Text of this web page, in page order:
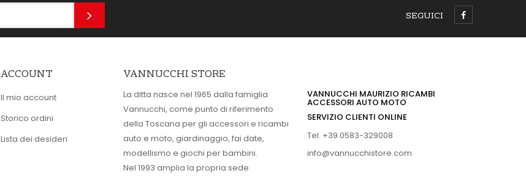
SEGUICI
ACCOUNT
Il mio account
Storico ordini
Lista dei desideri
VANNUCCHI STORE
La ditta nasce nel 1965 dalla famiglia
Vannucchi, come punto di riferimento
della Toscana per gli accessori e ricambi
auto e moto, giardinaggio, fai date,
modellismo e giochi per bambini.
Nel 1993 amplia la propria sede
VANNUCCHI MAURIZIO RICAMBI
ACCESSORI AUTO MOTO
SERVIZIO CLIENTI ONLINE
Tel. +39 0583-329008
info@vannucchistore.com